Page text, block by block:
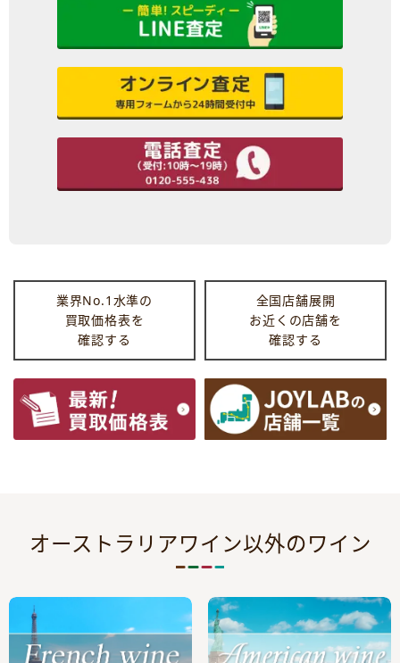
業界No.1水準の
買取価格表を
確認する
全国店舗展開
お近くの店舗を
確認する
オーストラリアワイン以外のワイン